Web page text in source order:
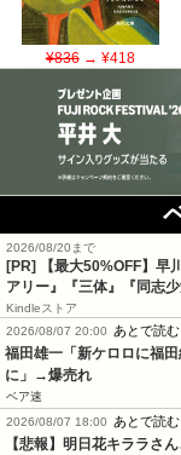
¥836→ ¥418
2026/08/20まで
[PR]
【最大50%OFF】
アリー』『三体』『同志
Kindleストア
2026/08/07 20:00
あとで読む
福田雄一「新ケロロに福
に」→爆売れ
ベア速
2026/08/07 18:00
あとで読む
【悲報】明日花キララさ